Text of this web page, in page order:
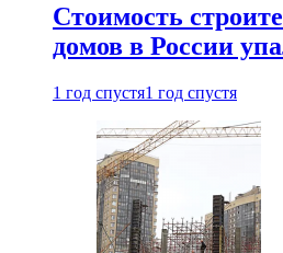
Стоимость
домов в России
1 год спустя1 год спустя